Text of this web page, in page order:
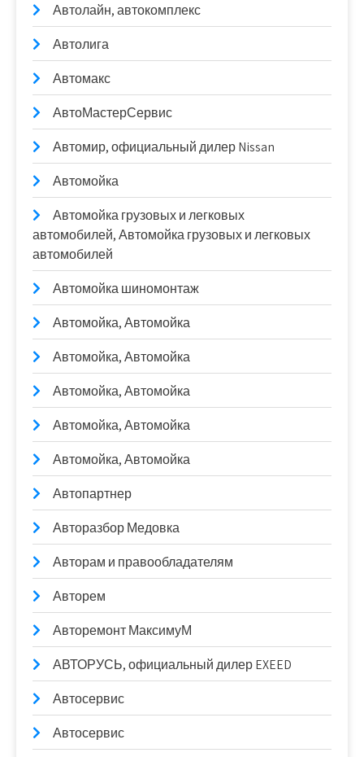
Автолайн, автокомплекс
Автолига
Автомакс
АвтоМастерСервис
Автомир, официальный дилер Nissan
Автомойка
Автомойка грузовых и легковых
автомобилей, Автомойка грузовых и легковых
автомобилей
Автомойка шиномонтаж
Автомойка, Автомойка
Автомойка, Автомойка
Автомойка, Автомойка
Автомойка, Автомойка
Автомойка, Автомойка
Автопартнер
Авторазбор Медовка
Авторам и правообладателям
Авторем
Авторемонт МаксимуМ
АВТОРУСЬ, официальный дилер EXEED
Автосервис
Автосервис